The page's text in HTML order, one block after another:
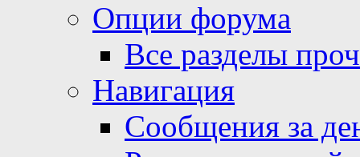
Опции форума
Все разделы
Навигация
Сообщения за